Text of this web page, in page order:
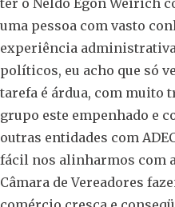
uma pessoa com vasto
experiência
políticos, eu acho que só
tarefa é árdua, com muito
grupo este empenhado e
outras entidades com
fácil nos alinharmos com
Câmara de Vereadores